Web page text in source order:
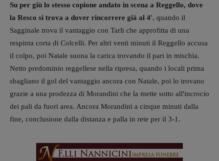
Su per giù lo stesso copione andato in scena a Reggello, dove
la Resco si trova a dover rincorrere già al 4', quando il
Sagginale trova il vantaggio con Tarli che approfitta di una
respinta corta di Colcelli. Per altri venti minuti il Reggello accusa
il colpo, poi Natale suona la carica trovando il pari in mischia.
Netto predominio reggellese nella ripresa, quando i locali prima
sbagliano il gol del vantaggio ancora con Natale, poi lo trovano
grazie a una prodezza di Morandini che la mette sotto all'incrocio
dei pali da fuori area. Ancora Morandini a cinque minuti dalla
fine, conclusione dalla distanza e palla in rete per il 3-1.